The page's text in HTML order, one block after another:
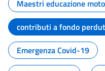
Maestri educazione
contributi a fondo
Emergenza Covid-19